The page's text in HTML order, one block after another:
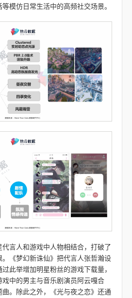
模仿日常生活中的高频社交场景。
言人和游戏中人物相结合，打破了
《梦幻新诛仙》把代言人张哲瀚设
此举增加明星粉丝的游戏下载量，
戏中的男主与音乐剧演员阿云嘎合
。除此之外，《光与夜之恋》还通